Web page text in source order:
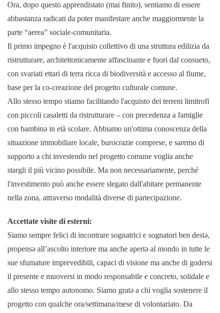
Ora, dopo questo apprendistato (mai finito), sentiamo di essere
abbastanza radicati da poter manifestare anche maggiormente la
parte “aerea” sociale-comunitaria.
Il primo impegno è l'acquisto collettivo di una struttura edilizia da
ristrutturare, architettonicamente affascinante e fuori dal consueto,
con svariati ettari di terra ricca di biodiversità e accesso al fiume,
base per la co-creazione del progetto culturale comune.
Allo stesso tempo stiamo facilitando l'acquisto dei terreni limitrofi
con piccoli casaletti da ristrutturare – con precedenza a famiglie
con bambinə in età scolare. Abbiamo un'ottima conoscenza della
situazione immobiliare locale, burocrazie comprese, e saremo di
supporto a chi investendo nel progetto comune voglia anche
stargli il più vicino possibile. Ma non necessariamente, perché
l'investimento può anche essere slegato dall'abitare permanente
nella zona, attraverso modalità diverse di partecipazione.
Accettate visite di esterni:
Siamo sempre felici di incontrare sognatrici e sognatori ben destə,
propensə all’ascolto interiore ma anche apertə al mondo in tutte le
sue sfumature imprevedibili, capaci di visione ma anche di godersi
il presente e muoversi in modo responsabile e concreto, solidale e
allo stesso tempo autonomo. Siamo gratə a chi voglia sostenere il
progetto con qualche ora/settimana/mese di volontariato. Da